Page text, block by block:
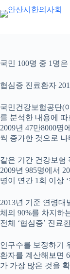
문
뛰
국민 100명 중 1명은
협심증 진료환자
국민건강보험공단(
를 분석한 내용에 따
2009년 47만8000명
씩 증가한 것으로 나
같은 기간 건강보험
2009년 985명에서
명이 연간 1회 이상
2013년 기준 연령대
체의 90%를 차지하
전체 ‘협심증’ 진료
인구수를 보정하기
환자를 계산해보면
가 가장 많은 것을